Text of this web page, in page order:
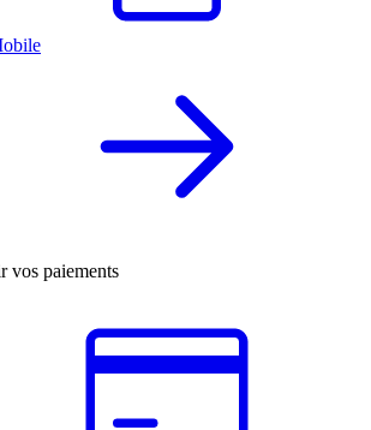
vos paiements